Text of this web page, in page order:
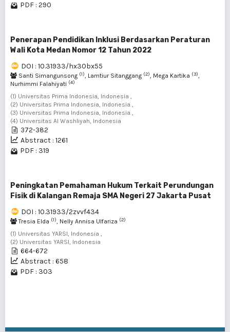
PDF : 290
Penerapan Pendidikan Inklusi Berdasarkan Peraturan
Wali Kota Medan Nomor 12 Tahun 2022
DOI : 10.31933/hx30bx55
Santi Simangunsong (1), Lamtiur Sitanggang (2), Mega Kartika (3),
Nurhimmi Falahiyati (4)
(1) Universitas Prima Indonesia, Indonesia ,
(2) Universitas Prima Indonesia, Indonesia ,
(3) Universitas Prima Indonesia, Indonesia ,
(4) Universitas Al Washliyah, Indonesia
372-382
Abstract : 1261
PDF : 319
Peningkatan Pemahaman Hukum Terkait Perundungan
Fisik di Kalangan Remaja SMA Negeri 27 Jakarta Pusat
DOI : 10.31933/2zvvf434
Tresia Elda (1), Nelly Annisa Ulfariza (2)
(1) Universitas YARSI, Indonesia ,
(2) Universitas YARSI, Indonesia
664-672
Abstract : 658
PDF : 303